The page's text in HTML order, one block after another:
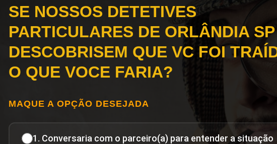
SE NOSSOS DETETIVES
PARTICULARES DE ORLÂNDIA SP
DESCOBRISEM QUE VC FOI
O QUE VOCE FARIA?
MAQUE A OPÇÃO DESEJADA
1. Conversaria com o parceiro(a) para entender a situação